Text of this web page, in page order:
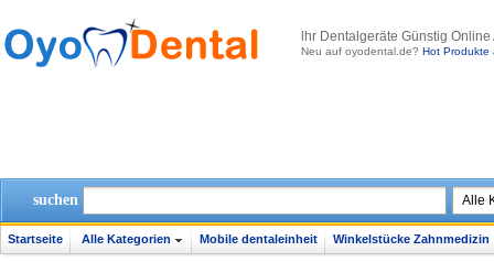
lhr Dentalgeräte Günstig
Neu auf oyodental.de? Hot Produkte
suchen
Startseite Alle Kategorien Mobile dentaleinheit Winkelstücke Zahnmedizin